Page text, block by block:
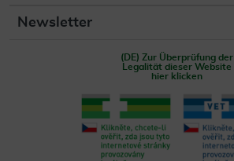
Newsletter
(DE) Zur Überprüfung der
Legalität dieser Website
hier klicken